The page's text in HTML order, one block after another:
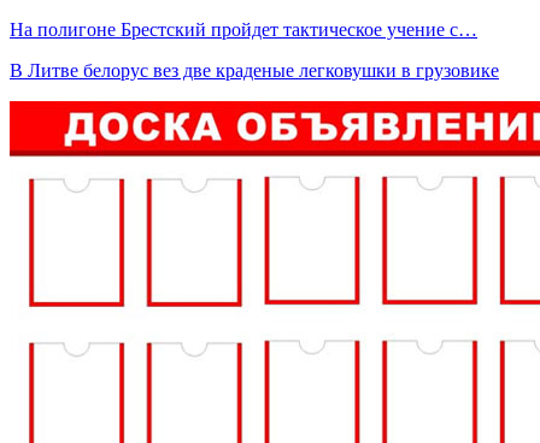
На полигоне Брестский пройдет тактическое учение с…
В Литве белорус вез две краденые легковушки в грузовике